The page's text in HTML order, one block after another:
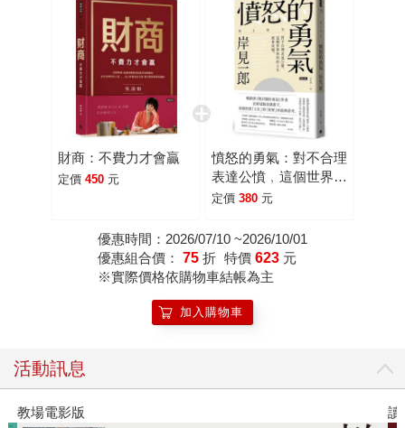
財商：不費力才會贏
定價 450 元
憤怒的勇氣：對不合理
表達公憤﹐這個世界與
你的人生就會改變。
定價 380 元
優惠時間：2026/07/10 ~2026/10/01
優惠組合價： 75 折 特價 623 元
※實際價格依購物車結帳為主
加入購物車
活動訊息
教場電影版 讀